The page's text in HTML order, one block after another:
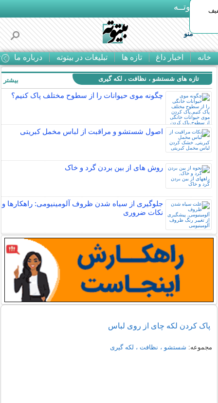
بـیتوتــه
منو
خانه اخبار داغ تازه ها تبلیغات در بیتوته درباره ما
50% تخفیف
تازه های شستشو ، نظافت ، لکه گیری
چگونه موی حیوانات را از سطوح مختلف پاک کنیم؟
اصول شستشو و مراقبت از لباس مخمل کبریتی
روش های از بين بردن گرد و خاک
جلوگیری از سیاه شدن ظروف آلومینیومی: راهکارها و
نکات ضروری
بیشتر
پاک کردن لکه چای از روی لباس
مجموعه: شستشو ، نظافت ، لکه گیری